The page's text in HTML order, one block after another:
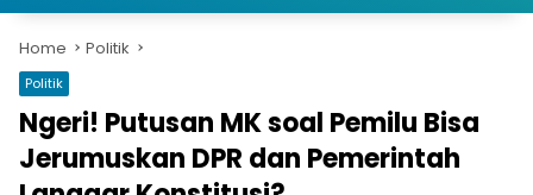
Home Politik
Politik
Ngeri! Putusan MK soal Pemilu Bisa
Jerumuskan DPR dan Pemerintah